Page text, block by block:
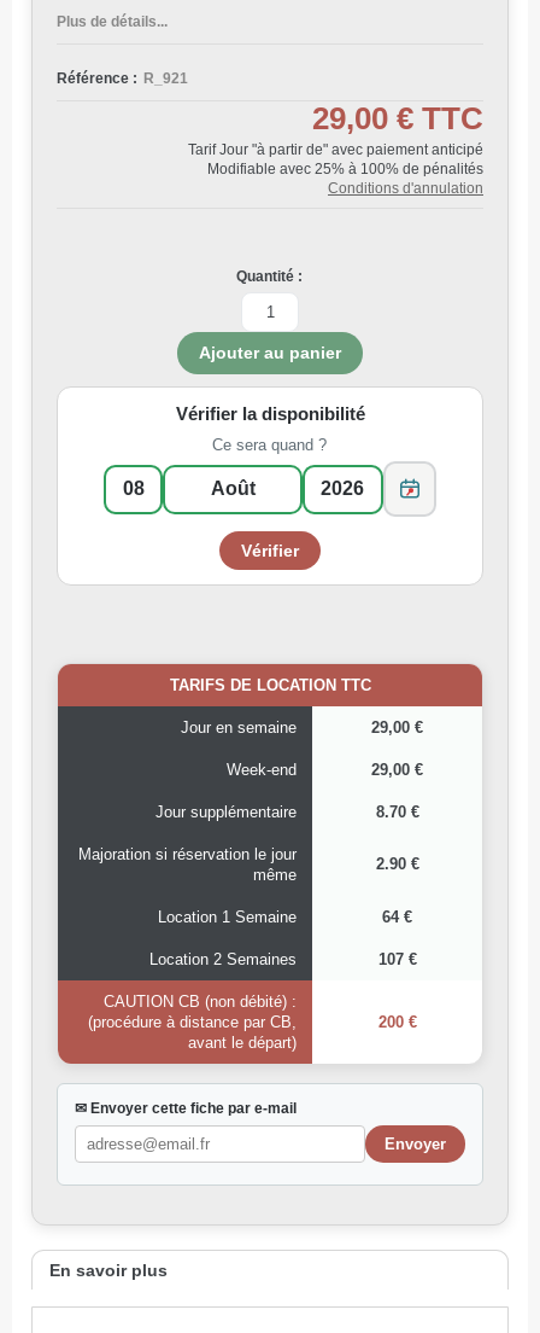
Plus de détails...
Référence : R_921
29,00 € TTC
Tarif Jour "à partir de" avec paiement anticipé
Modifiable avec 25% à 100% de pénalités
Conditions d'annulation
Quantité :
Vérifier la disponibilité
Ce sera quand ?
TARIFS DE LOCATION TTC
Jour en semaine 29,00 €
Week-end 29,00 €
Jour supplémentaire 8.70 €
Majoration si réservation le jour
même
2.90 €
Location 1 Semaine 64 €
Location 2 Semaines 107 €
CAUTION CB (non débité) :
(procédure à distance par CB,
avant le départ)
200 €
✉ Envoyer cette fiche par e-mail
En savoir plus